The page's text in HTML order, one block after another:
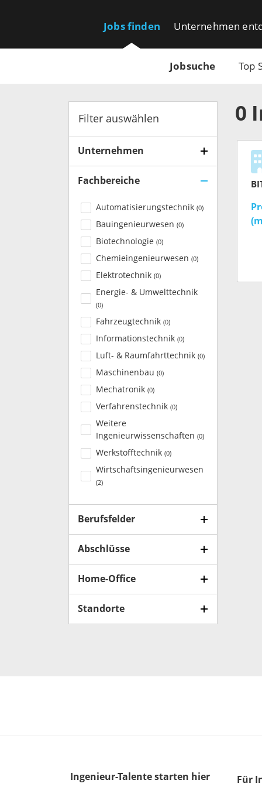
Jobs finden
Jobsuche Top
Unternehmen
Filter auswählen
Unternehmen
Fachbereiche
Automatisierungstechnik (0)
Bauingenieurwesen (0)
Biotechnologie (0)
Chemieingenieurwesen (0)
Elektrotechnik (0)
Energie- & Umwelttechnik
(0)
Fahrzeugtechnik (0)
Informationstechnik (0)
Luft- & Raumfahrttechnik (0)
Maschinenbau (0)
Mechatronik (0)
Verfahrenstechnik (0)
Weitere
Ingenieurwissenschaften (0)
Werkstofftechnik (0)
Wirtschaftsingenieurwesen
(2)
Berufsfelder
Abschlüsse
Home-Office
Standorte
0
Ingenieur-Talente starten hier Für